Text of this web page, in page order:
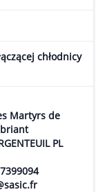
chłodnicy
Martyrs de
PL